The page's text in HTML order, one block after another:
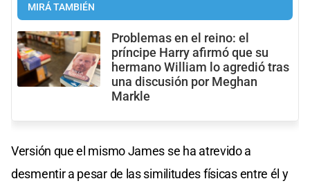
MIRÁ TAMBIÉN
Problemas en el reino: el
príncipe Harry afirmó que su
hermano William lo agredió tras
una discusión por Meghan
Markle
Versión que el mismo James se ha atrevido a
desmentir a pesar de las similitudes físicas entre él y